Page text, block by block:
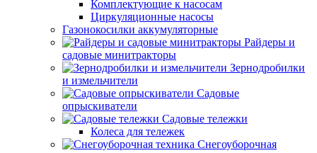
Комплектующие к насосам
Циркуляционные насосы
Газонокосилки аккумуляторные
Райдеры и
садовые минитракторы
Зернодробилки
и измельчители
Садовые
опрыскиватели
Садовые тележки
Колеса для тележек
Снегоуборочная